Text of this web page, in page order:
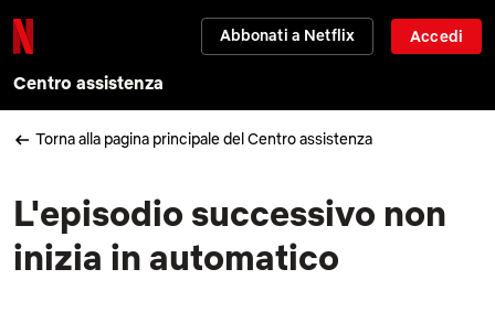
Abbonati a Netflix Accedi
Centro assistenza
Torna alla pagina principale del Centro assistenza
L'episodio successivo non
inizia in automatico